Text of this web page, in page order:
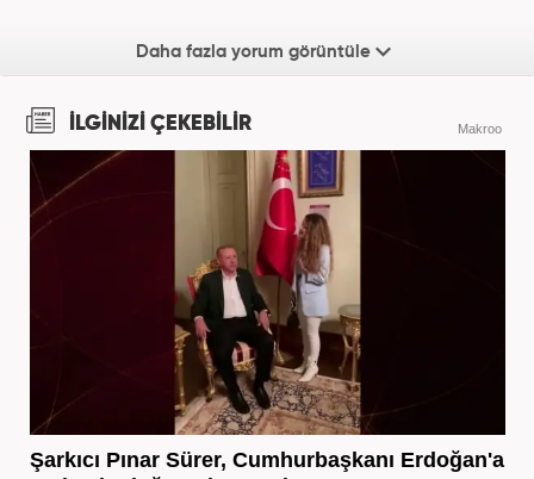
Daha fazla yorum görüntüle
İLGİNİZİ ÇEKEBİLİR Makroo
Şarkıcı Pınar Sürer, Cumhurbaşkanı Erdoğan'a